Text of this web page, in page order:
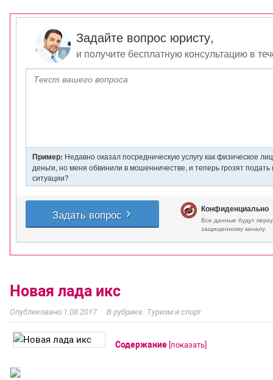
Новая лада икс
1.08.2017 Туризм и спорт
Содержание показать